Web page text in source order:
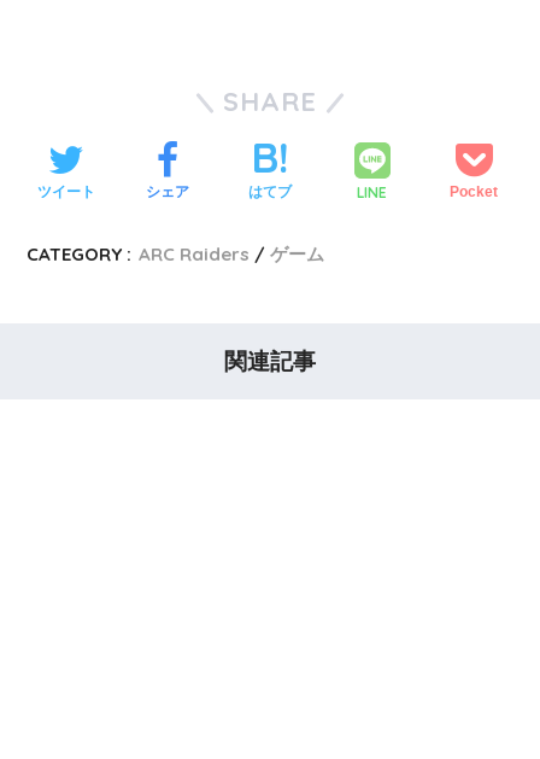
SHARE
ツイート シェア はてブ LINE Pocket
CATEGORY : ARC Raiders ゲーム
関連記事